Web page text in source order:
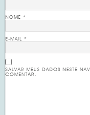
NOME*
E-MAIL*
SALVAR MEUS DADOS NESTE
COMENTAR.